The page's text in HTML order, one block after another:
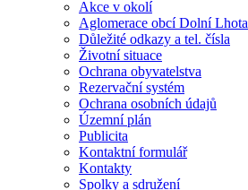
Akce v okolí
Aglomerace obcí Dolní Lhota
Důležité odkazy a tel. čísla
Životní situace
Ochrana obyvatelstva
Rezervační systém
Ochrana osobních údajů
Územní plán
Publicita
Kontaktní formulář
Kontakty
Spolky a sdružení